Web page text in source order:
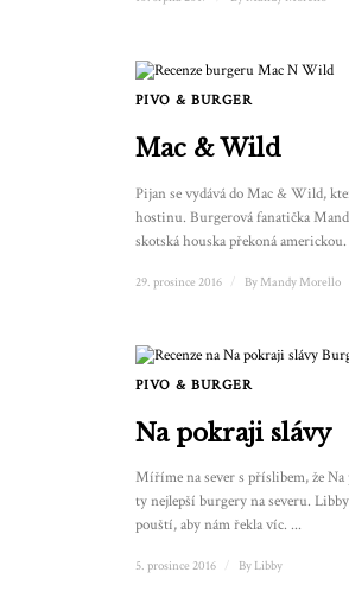
PIVO & BURGER
Mac & Wild
Pijan se vydává do Mac & Wild,
hostinu. Burgerová fanatička
skotská houska překoná americkou.
29. prosince 2016 By Mandy Morello
PIVO & BURGER
Na pokraji slávy
Míříme na sever s příslibem, že Na
ty nejlepší burgery na severu. Libby
pouští, aby nám řekla víc. ...
5. prosince 2016 By Libby